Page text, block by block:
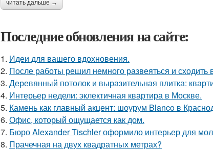
читать дальше →
Последние обновления на сайте:
1. Идеи для вашего вдохновения.
2. После работы решил немного развеяться и сходить
3. Деревянный потолок и выразительная плитка:
4. Интерьер недели: эклектичная квартира в Москве.
5. Камень как главный акцент: шоурум Blanco в
6. Офис, который ощущается как дом.
7. Бюро Alexander Tischler оформило интерьер для
8. Прачечная на двух квадратных метрах?